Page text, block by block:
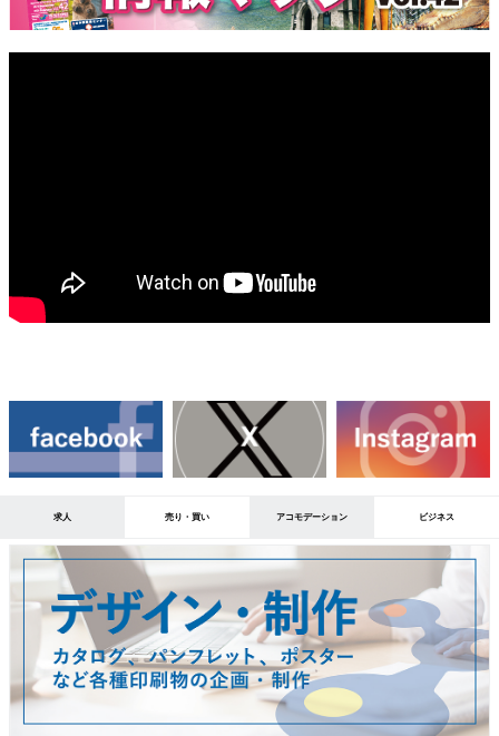
求人 売り・買い アコモデーション ビジネス